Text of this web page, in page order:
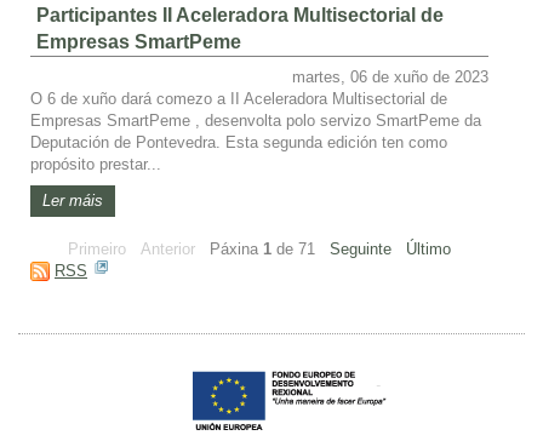
Participantes II Aceleradora Multisectorial de
Empresas SmartPeme
martes, 06 de xuño de 2023
O 6 de xuño dará comezo a II Aceleradora Multisectorial de
Empresas SmartPeme , desenvolta polo servizo SmartPeme da
Deputación de Pontevedra. Esta segunda edición ten como
propósito prestar...
Ler máis
Primeiro Anterior Páxina 1 de 71 Seguinte
Último
RSS